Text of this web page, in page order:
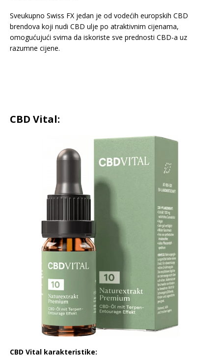
Sveukupno Swiss FX jedan je od vodećih europskih CBD
brendova koji nudi CBD ulje po atraktivnim cijenama,
omogućujući svima da iskoriste sve prednosti CBD-a uz
razumne cijene.
CBD Vital:
CBD Vital karakteristike: